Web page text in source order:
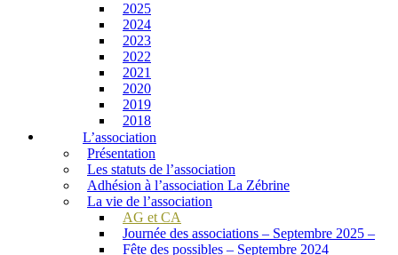
2025
2024
2023
2022
2021
2020
2019
2018
L’association
Présentation
Les statuts de l’association
Adhésion à l’association La Zébrine
La vie de l’association
AG et CA
Journée des associations – Septembre 2025 –
Fête des possibles – Septembre 2024